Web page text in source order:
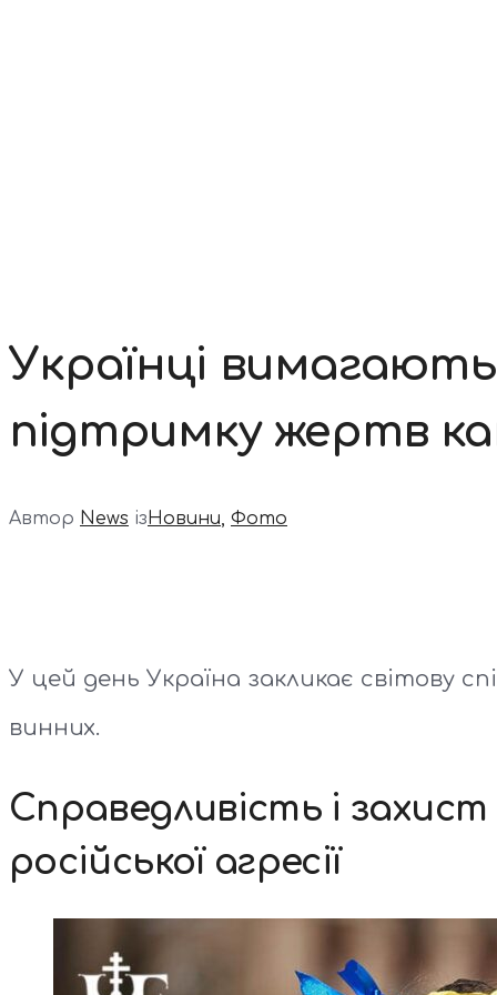
Українці
підтримку жертв
Автор News ізНовини, Фото
У цей день Україна закликає світову
винних.
Справедливість і
російської агресії